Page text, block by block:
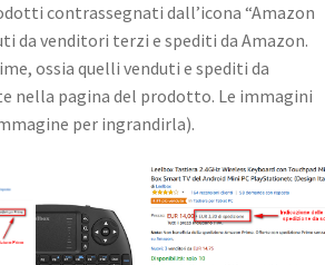
contrassegnati dall’icona “Amazon
da venditori terzi e spediti da Amazon.
ossia quelli venduti e spediti da
nella pagina del prodotto. Le immagini
per ingrandirla).